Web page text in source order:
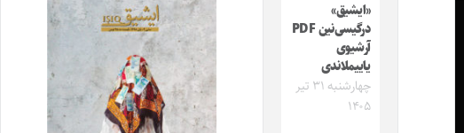
«ایشیق»
درگیسی‌نین PDF
آرشیوی
یاییملاندی
چهارشنبه ۳۱ تیر
۱۴۰۵